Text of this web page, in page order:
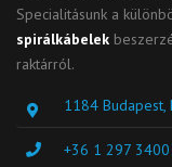
Specialitásunk a
spirálkábelek
raktárról.
1184 Budapest,
+36 1 297 3400